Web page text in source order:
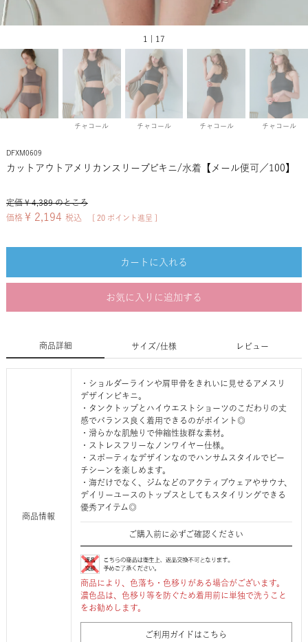
1 | 17
チャコール チャコール チャコール チャコール
DFXM0609
カットアウトアメリカンスリーブビキニ/水着【メール便可／100】
定価 ¥ 4,389 のところ
価格 ¥ 2,194 税込 20 ポイント進呈 ]
カートに入れる
お気に入りに追加する
商品詳細 サイズ/仕様 レビュー
商品情報
・ショルダーラインや肩甲骨をきれいに見せるアメスリ
デザインビキニ。
・タンクトップとハイウエストショーツのこだわりの丈
感でバランス良く着用できるのがポイント◎
・滑らかな肌触りで伸縮性抜群な素材。
・ストレスフリーなノンワイヤー仕様。
・スポーティなデザインなのでハンサムスタイルでビー
チシーンを楽しめます。
・海だけでなく、ジムなどのアクティブウェアやサウナ、
デイリーユースのトップスとしてもスタイリングできる
優秀アイテム◎
ご購入前に必ずご確認ください
商品により、色落ち・色移りがある場合がございます。
濃色品は、色移り等を防ぐため着用前に単独で洗うこと
をお勧めします。
ご利用ガイドはこちら